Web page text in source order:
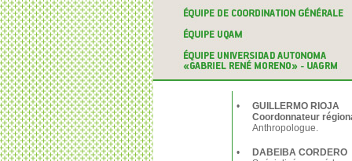
•
GUILLERMO RIOJA
Coordonnateur
Anthropologue.
•
DABEIBA CORDERO